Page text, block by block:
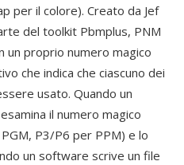
per il colore). Creato da Jef
del toolkit Pbmplus, PNM
un proprio numero magico
che indica che ciascuno dei
usato. Quando un
il numero magico
P3/P6 per PPM) e lo
un software scrive un file